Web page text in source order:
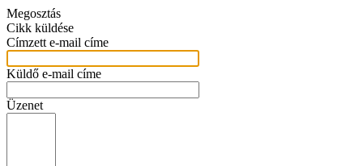
Megosztás
Cikk küldése
Címzett e-mail címe
Küldő e-mail címe
Üzenet